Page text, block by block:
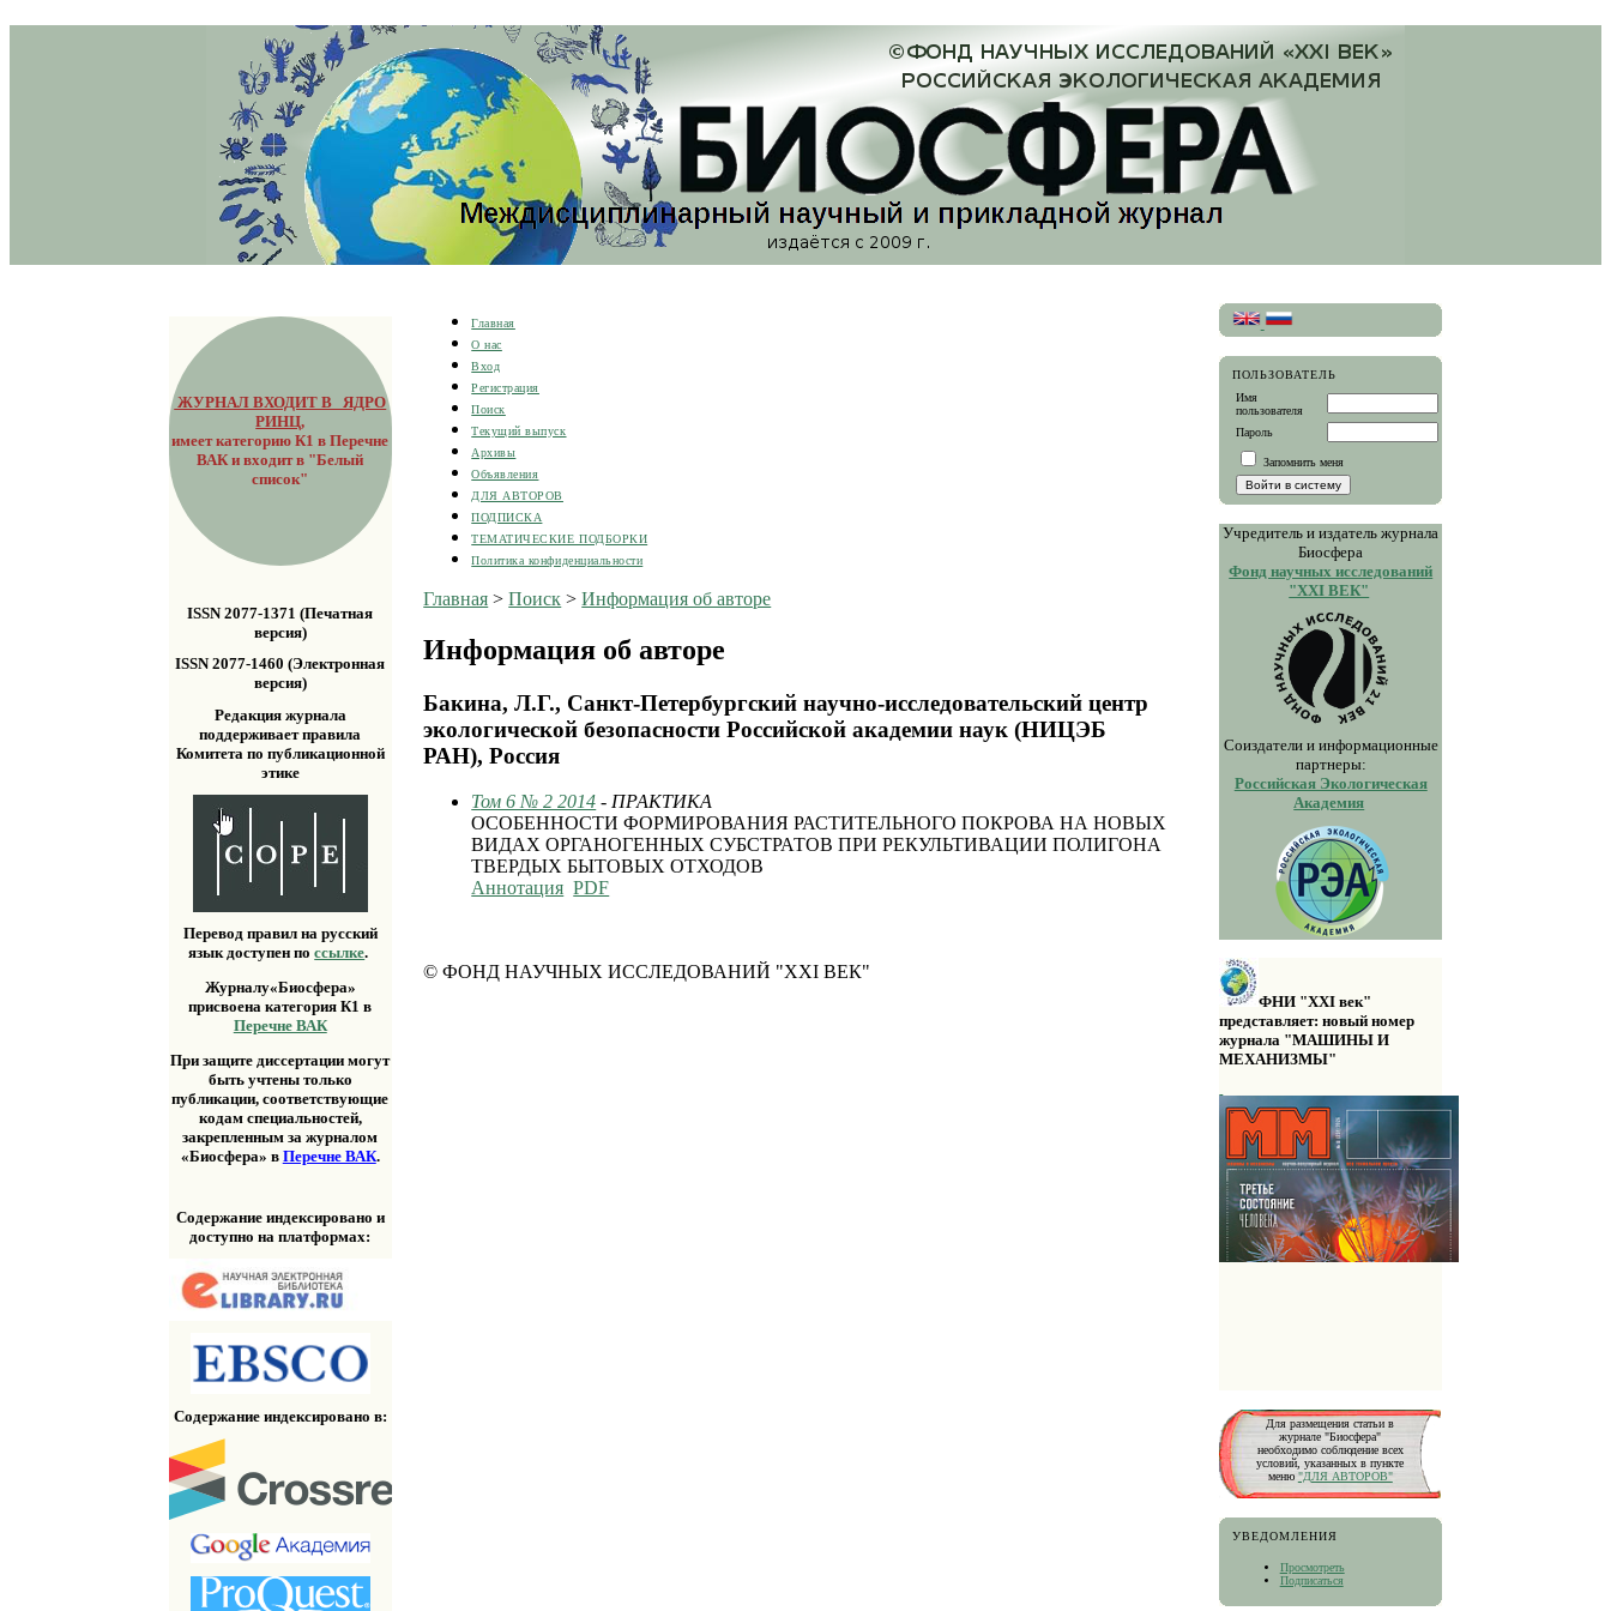
ЖУРНАЛ ВХОДИТ В ЯДРО
РИНЦ,
имеет категорию К1 в Перечне
ВАК и входит в "Белый
список"
ISSN 2077-1371 (Печатная
версия)
ISSN 2077-1460 (Электронная
версия)
Редакция журнала
поддерживает правила
Комитета по публикационной
этике
Перевод правил на русский
язык доступен поссылке.
Журналу«Биосфера»
присвоена категория К1 в
Перечне ВАК
При защите диссертации могут
быть учтены только
публикации, соответствующие
кодам специальностей,
закрепленным за журналом
«Биосфера» в Перечне ВАК.
Содержание индексировано и
доступно на платформах:
Содержание индексировано в:
ПОЛЬЗОВАТЕЛЬ
Имя
пользователя
Пароль
Запомнить меня
Учредитель и издатель журнала
Биосфера
Фонд научных исследований
"XXI ВЕК"
Соиздатели и информационные
партнеры:
Российская Экологическая
Академия
ФНИ "XXI век"
представляет: новый номер
журнала "МАШИНЫ И
МЕХАНИЗМЫ"
Для размещения статьи в
журнале "Биосфера"
необходимо соблюдение всех
условий, указанных в пункте
меню "ДЛЯ АВТОРОВ"
УВЕДОМЛЕНИЯ
Просмотреть
Подписаться
Главная
О нас
Вход
Регистрация
Поиск
Текущий выпуск
Архивы
Объявления
ДЛЯ АВТОРОВ
ПОДПИСКА
ТЕМАТИЧЕСКИЕ ПОДБОРКИ
Политика конфиденциальности
Главная >Поиск >Информация об авторе
Информация об авторе
Бакина, Л.Г., Санкт-Петербургский научно-исследовательский центр
экологической безопасности Российской академии наук (НИЦЭБ
РАН), Россия
Том 6 № 2 2014 - ПРАКТИКА
ОСОБЕННОСТИ ФОРМИРОВАНИЯ РАСТИТЕЛЬНОГО ПОКРОВА НА НОВЫХ
ВИДАХ ОРГАНОГЕННЫХ СУБСТРАТОВ ПРИ РЕКУЛЬТИВАЦИИ ПОЛИГОНА
ТВЕРДЫХ БЫТОВЫХ ОТХОДОВ
Аннотация PDF
© ФОНД НАУЧНЫХ ИССЛЕДОВАНИЙ "XXI ВЕК"